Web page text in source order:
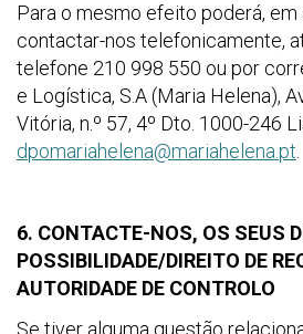
Para o mesmo efeito poderá, em
contactar-nos telefonicamente,
telefone 210 998 550 ou por
e Logística, S.A (Maria Helena),
Vitória, n.º 57, 4º Dto. 1000-246
dpomariahelena@mariahelena.pt
6. CONTACTE-NOS, OS SEUS
POSSIBILIDADE/DIREITO DE
AUTORIDADE DE CONTROLO
Se tiver alguma questão